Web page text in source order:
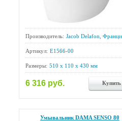
Производитель: Jacob Delafon,
Артикул: E1566-00
Размеры: 510 x 110 x 430 мм
6 316 руб. Купить
Умывальник DAMA SENSO 80